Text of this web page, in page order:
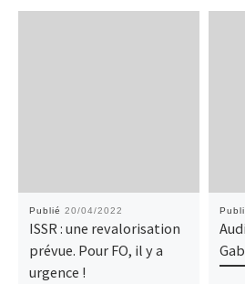
Publié 20/04/2022
ISSR : une revalorisation
prévue. Pour FO, il y a
urgence !